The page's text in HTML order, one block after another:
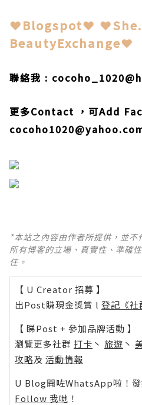
❤Blogspot❤ ❤
BeautyExchange❤
聯絡我 :
更多Contact ，可Add
*本站之內容由作者所提供，並
所有博客的立場、真實性、準確
任。
【 U Creator 招募 】
出Post賺現金獎賞 l 登記《社
【 睇Post + 參加品牌活動 】
瀏覽更多社群 打卡 丶 旅遊 丶
攻略及 活動情報
U Blog開咗WhatsApp啦！發
Follow 我哋 ！